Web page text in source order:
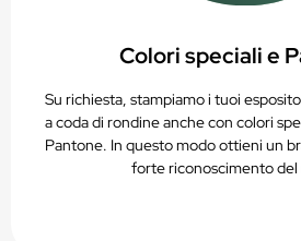
Colori speciali e
Su richiesta, stampiamo i tuoi
a coda di rondine anche con colori
Pantone. In questo modo ottieni un
forte riconoscimento del